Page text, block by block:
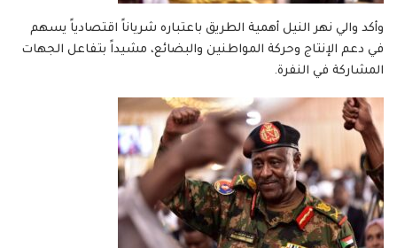
وأكد والي نهر النيل أهمية الطريق باعتباره شرياناً اقتصادياً يسهم
في دعم الإنتاج وحركة المواطنين والبضائع، مشيداً بتفاعل الجهات
المشاركة في النفرة.